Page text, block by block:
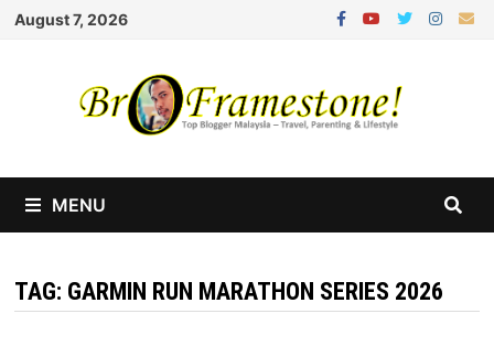
Skip
August 7, 2026
MENU
TAG: GARMIN RUN MARATHON SERIES 2026